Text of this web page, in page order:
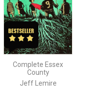
Complete Essex
County
Jeff Lemire